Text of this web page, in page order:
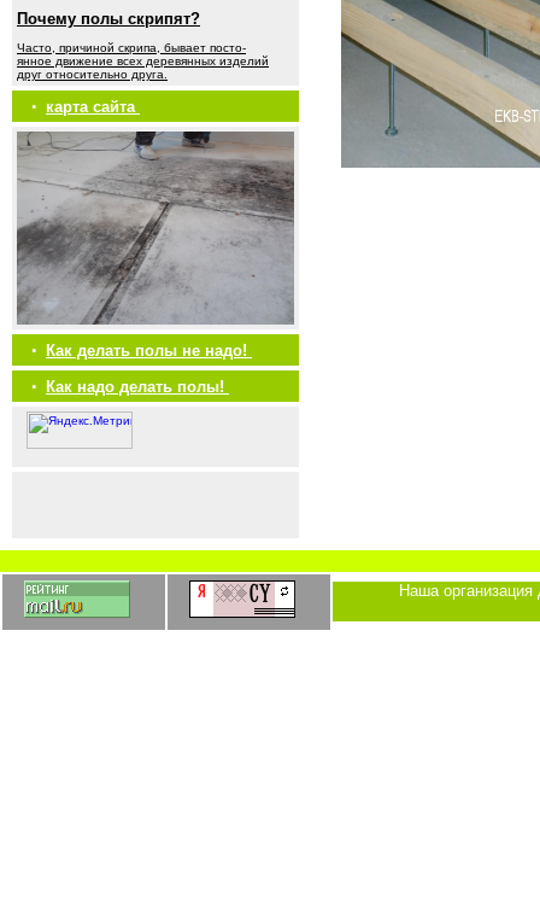
Почему полы скрипят?
Часто, причиной скрипа, бывает посто-
янное движение всех деревянных изделий
друг относительно друга.
• карта сайта
•
Как делать полы не надо!
•
Как надо делать полы!
Наша